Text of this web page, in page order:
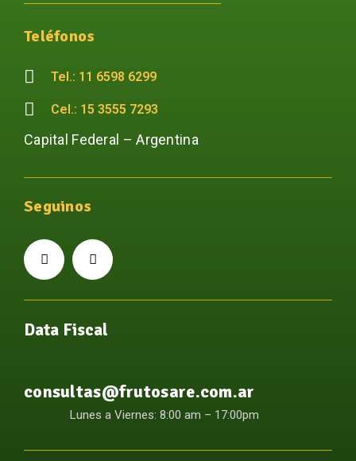
Teléfonos
Tel.: 11 6598 6299
Cel.: 15 3555 7293
Capital Federal – Argentina
Seguinos
Data Fiscal
consultas@frutosare.com.ar
Lunes a Viernes: 8:00 am – 17:00pm